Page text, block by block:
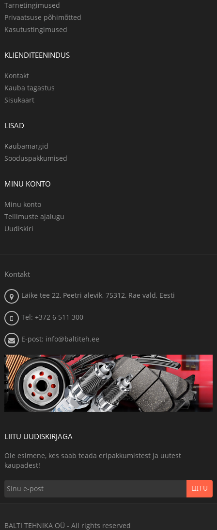
Tarnetingimused
Privaatsuse põhimõtted
Kasutustingimused
KLIENDITEENINDUS
Kontakt
Kauba tagastus
Sisukaart
LISAD
Kaubamärgid
Sooduspakkumised
MINU KONTO
Minu konto
Tellimuste ajalugu
Uudiskiri
Kontakt
Läike tee 22, Peetri alevik, 75312, Rae vald, Eesti
Tel: +372 6 511 300
E-post: info@baltiteh.ee
LIITU UUDISKIRJAGA
Ole esimene, kes saab teada eripakkumistest ja uutest
kaupadest!
LIITU
BALTI TEHNIKA OÜ - All rights reserved